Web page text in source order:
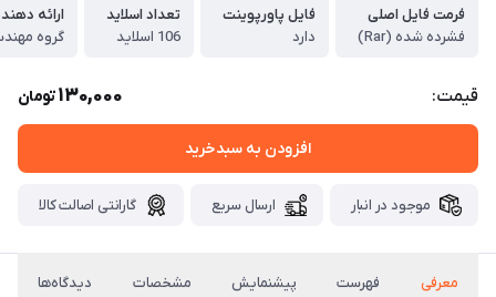
فرمت فایل اصلی
فشرده شده (Rar)
فایل پاورپوینت
دارد
تعداد اسلاید
106 اسلاید
ارائه
گروه
قیمت: 130,000تومان
افزودن به سبدخرید
موجود در انبار ارسال سریع گارانتی اصالت کالا
معرفی فهرست پیشنمایش مشخصات دیدگاه‌ها